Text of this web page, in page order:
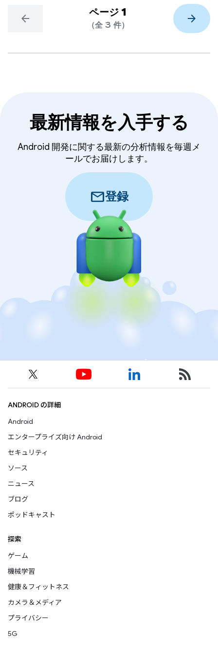
arrow_back ページ 1
（全 3 件） arrow_forward
最新情報を入手する
Android 開発に関する最新の分析情報を毎週メ
ールでお届けします。
mail登録
ANDROID の詳細
Android
エンタープライズ向け Android
セキュリティ
ソース
ニュース
ブログ
ポッドキャスト
探索
ゲーム
機械学習
健康＆フィットネス
カメラ＆メディア
プライバシー
5G